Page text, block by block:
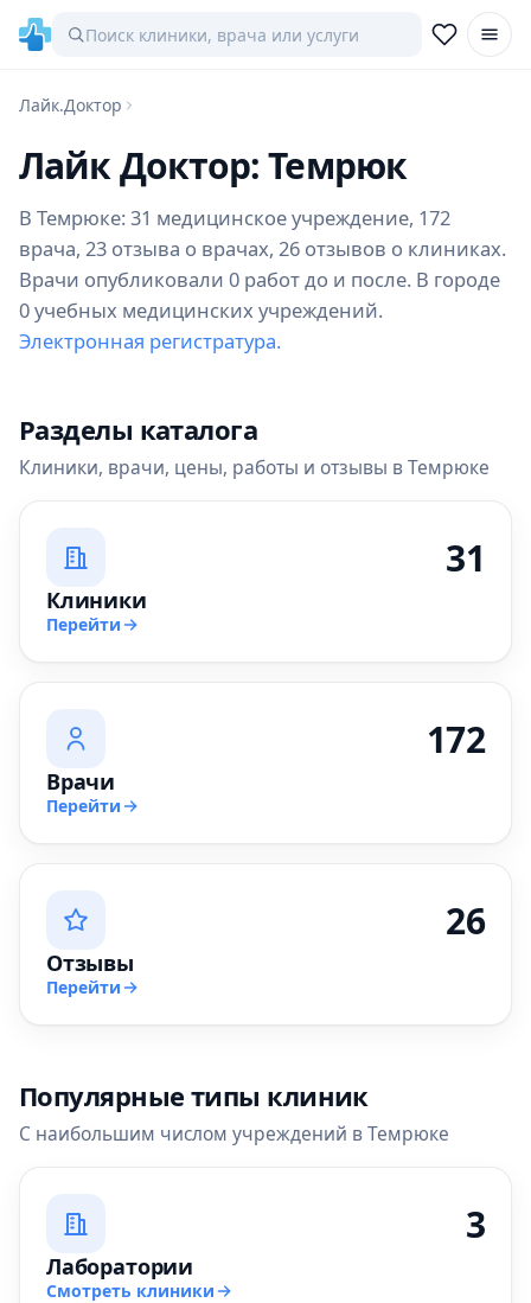
Лайк.Доктор
Лайк Доктор: Темрюк
В Темрюке: 31 медицинское учреждение, 172
врача, 23 отзыва о врачах, 26 отзывов о клиниках.
Врачи опубликовали 0 работ до и после. В городе
0 учебных медицинских учреждений.
Электронная регистратура.
Разделы каталога
Клиники, врачи, цены, работы и отзывы в Темрюке
31
Клиники
Перейти
172
Врачи
Перейти
26
Отзывы
Перейти
Популярные типы клиник
С наибольшим числом учреждений в Темрюке
3
Лаборатории
Смотреть клиники